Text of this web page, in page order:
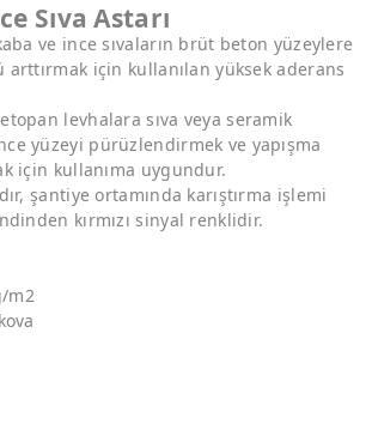
ve Pah Bantları
ve Enjeksiyon Sistemleri
Sıva Astarı
ve ince sıvaların brüt beton yüzeylere
arttırmak için kullanılan yüksek aderans
levhalara sıva veya seramik
yüzeyi pürüzlendirmek ve yapışma
için kullanıma uygundur.
şantiye ortamında karıştırma işlemi
kırmızı sinyal renklidir.
m2